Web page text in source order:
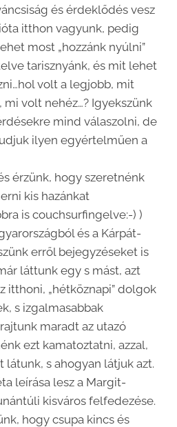
és érdeklődés vesz
itthon vagyunk, pedig
most „hozzánk nyúlni”
tarisznyánk, és mit lehet
volt a legjobb, mit
volt nehéz…? Igyekszünk
mind válaszolni, de
ilyen egyértelműen a
érzünk, hogy szeretnénk
kis hazánkat
is couchsurfingelve:-) )
és a Kárpát-
erről bejegyzéseket is
láttunk egy s mást, azt
itthoni, „hétköznapi” dolgok
s izgalmasabbak
maradt az utazó
ezt kamatoztatni, azzal,
s ahogyan látjuk azt.
leírása lesz a Margit-
kisváros felfedezése.
hogy csupa kincs és